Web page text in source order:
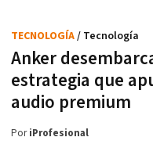
Anker
estrategia que
audio premium
TECNOLOGÍA/ Tecnología
PoriProfesional